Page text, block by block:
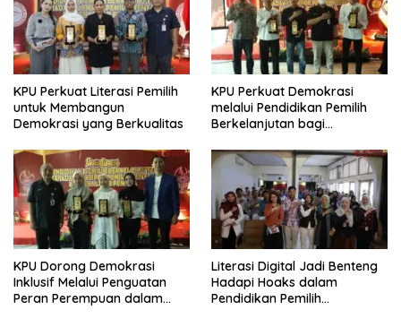
KPU Perkuat Literasi Pemilih
untuk Membangun
Demokrasi yang Berkualitas
KPU Perkuat Demokrasi
melalui Pendidikan Pemilih
Berkelanjutan bagi
dan Pemula
KPU Dorong Demokrasi
Inklusif Melalui Penguatan
Peran Perempuan dalam
Literasi Digital Jadi Benteng
Hadapi Hoaks dalam
Pendidikan Pemilih